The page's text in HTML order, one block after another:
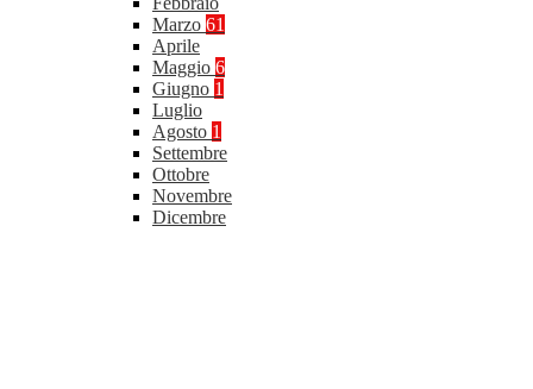
Marzo 61
Aprile
Maggio 6
Giugno 1
Luglio
Agosto 1
Settembre
Ottobre
Novembre
Dicembre